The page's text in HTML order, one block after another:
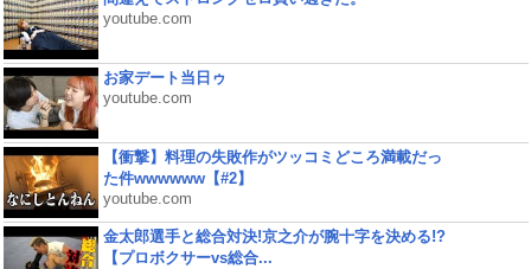
youtube.com
お家デート当日ゥ
youtube.com
【衝撃】料理の失敗作がツッコミどころ満載だっ
た件wwwwww【#2】
youtube.com
金太郎選手と総合対決!京之介が腕十字を決める!?
【プロボクサーvs総合...